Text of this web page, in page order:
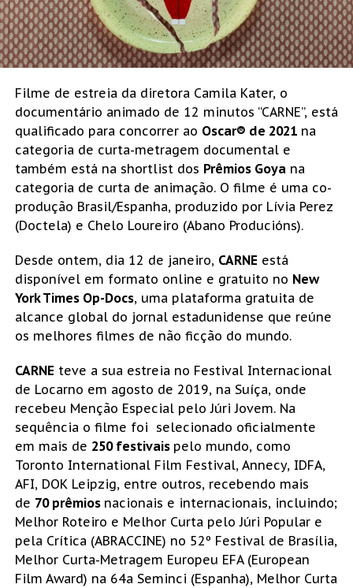
Filme de estreia da diretora Camila Kater, o
documentário animado de 12 minutos “CARNE”, está
qualificado para concorrer ao Oscar® de 2021na
categoria de curta-metragem documental e
também está na shortlist dos Prêmios Goya na
categoria de curta de animação. O filme é uma co-
produção Brasil/Espanha, produzido por Lívia Perez
(Doctela) e Chelo Loureiro (Abano Producións).
Desde ontem, dia 12 de janeiro, CARNE está
disponível em formato online e gratuito no New
York Times Op-Docs, uma plataforma gratuita de
alcance global do jornal estadunidense que reúne
os melhores filmes de não ficção do mundo.
CARNE teve a sua estreia no Festival Internacional
de Locarno em agosto de 2019, na Suíça, onde
recebeu Menção Especial pelo Júri Jovem. Na
sequência o filme foi selecionado oficialmente
em mais de 250 festivais pelo mundo, como
Toronto International Film Festival, Annecy, IDFA,
AFI, DOK Leipzig, entre outros, recebendo mais
de 70 prêmios nacionais e internacionais, incluindo;
Melhor Roteiro e Melhor Curta pelo Júri Popular e
pela Crítica (ABRACCINE) no 52º Festival de Brasília,
Melhor Curta-Metragem Europeu EFA (European
Film Award) na 64a Seminci (Espanha), Melhor Curta